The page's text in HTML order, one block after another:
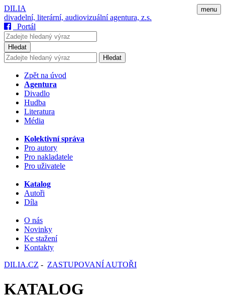
menu
DILIA
divadelní, literární, audiovizuální agentura, z.s.
Portál
Hledat
Hledat
Zpět na úvod
Agentura
Divadlo
Hudba
Literatura
Média
Kolektivní správa
Pro autory
Pro nakladatele
Pro uživatele
Katalog
Autoři
Díla
O nás
Novinky
Ke stažení
Kontakty
DILIA.CZ - ZASTUPOVANÍ AUTOŘI
KATALOG